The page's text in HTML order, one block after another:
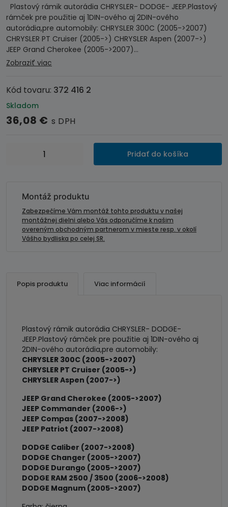
Plastový rámik autorádia CHRYSLER- DODGE- JEEP.Plastový
rámček pre použitie aj 1DIN-ového aj 2DIN-ového
autorádia,pre automobily: CHRYSLER 300C (2005->2007)
CHRYSLER PT Cruiser (2005->) CHRYSLER Aspen (2007->)
JEEP Grand Cherokee (2005->2007)…
Zobraziť viac
Kód tovaru: 372 416 2
Skladom
36,08 € s DPH
množstvo
CHRYSLER-
DODGE-
JEEP
autorádiá
Pridať do košíka
Montáž produktu
Zabezpečíme Vám montáž tohto produktu v našej
montážnej dielni alebo Vás odporučíme k našim
overeným obchodným partnerom v mieste resp. v okolí
Vášho bydliska po celej SR.
Popis produktu Viac informácií
Plastový rámik autorádia CHRYSLER- DODGE-
JEEP.Plastový rámček pre použitie aj 1DIN-ového aj
2DIN-ového autorádia,pre automobily:
CHRYSLER 300C (2005->2007)
CHRYSLER PT Cruiser (2005->)
CHRYSLER Aspen (2007->)
JEEP Grand Cherokee (2005->2007)
JEEP Commander (2006->)
JEEP Compas (2007->2008)
JEEP Patriot (2007->2008)
DODGE Caliber (2007->2008)
DODGE Changer (2005->2007)
DODGE Durango (2005->2007)
DODGE RAM 2500 / 3500 (2006->2008)
DODGE Magnum (2005->2007)